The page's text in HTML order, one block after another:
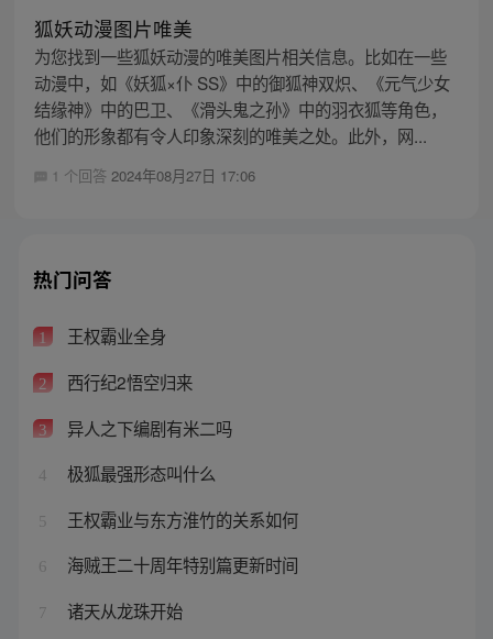
狐妖动漫图片唯美
为您找到一些狐妖动漫的唯美图片相关信息。比如在一些
动漫中，如《妖狐×仆 SS》中的御狐神双炽、《元气少女
结缘神》中的巴卫、《滑头鬼之孙》中的羽衣狐等角色，
他们的形象都有令人印象深刻的唯美之处。此外，网...
1 个回答 2024年08月27日 17:06
热门问答
1 王权霸业全身
2 西行纪2悟空归来
3 异人之下编剧有米二吗
4 极狐最强形态叫什么
5 王权霸业与东方淮竹的关系如何
6 海贼王二十周年特别篇更新时间
7 诸天从龙珠开始